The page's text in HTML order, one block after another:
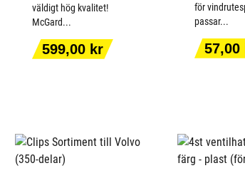
väldigt hög kvalitet!
McGard...
Pris
599,00 kr
LÄGG TILL I
VARUKORGEN
för
passar...
Pris
57,00